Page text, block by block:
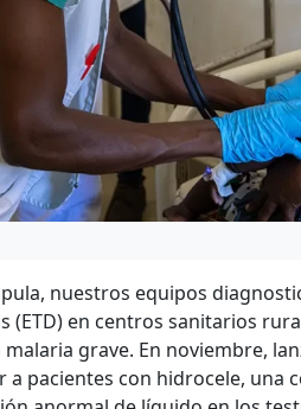
nuestros equipos
(ETD) en centros sanitarios
grave. En noviembre,
a pacientes con hidrocele, una